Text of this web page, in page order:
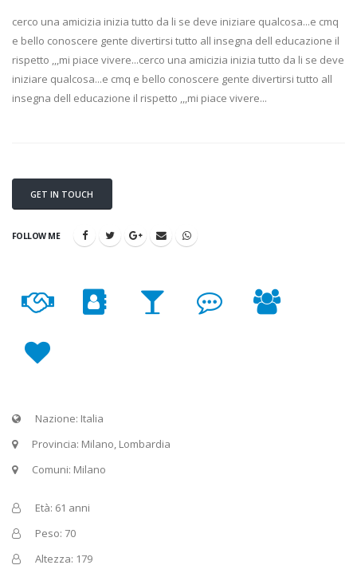
cerco una amicizia inizia tutto da li se deve iniziare qualcosa...e cmq
e bello conoscere gente divertirsi tutto all insegna dell educazione il
rispetto ,,,mi piace vivere...cerco una amicizia inizia tutto da li se deve
iniziare qualcosa...e cmq e bello conoscere gente divertirsi tutto all
insegna dell educazione il rispetto ,,,mi piace vivere...
GET IN TOUCH
FOLLOW ME
Nazione: Italia
Provincia: Milano, Lombardia
Comuni: Milano
Età: 61 anni
Peso: 70
Altezza: 179